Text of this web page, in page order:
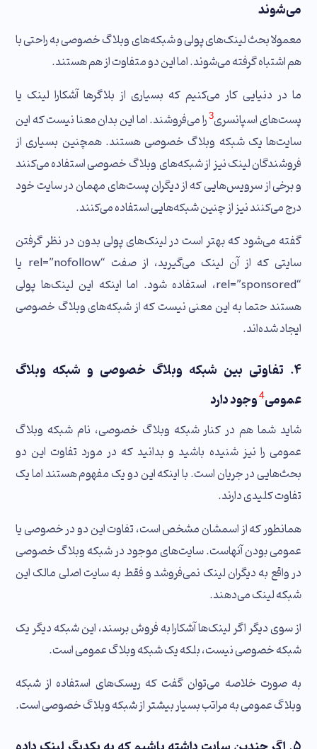
می‌شوند
معمولا بحث لینک‌های پولی و شبکه‌های وبلاگ خصوصی به راحتی با
هم اشتباه گرفته می‌شوند. اما این دو متفاوت از هم هستند.
ما در دنیایی کار می‌کنیم که بسیاری از بلاگرها آشکارا لینک‌ یا
پست‌های اسپانسری3را می‌فروشند. اما این بدان معنا نیست که این
سایت‌ها یک شبکه وبلاگ خصوصی هستند. همچنین بسیاری از
فروشندگان لینک نیز از شبکه‌های وبلاگ خصوصی استفاده می‌کنند
و برخی از سرویس‌هایی که از دیگران پست‌های مهمان در سایت خود
درج می‌کنند نیز از چنین شبکه‌هایی استفاده می‌کنند.
گفته می‌شود که بهتر است در لینک‌های پولی بدون در نظر گرفتن
سایتی که از آن لینک می‌گیرید، از صفت “rel=”nofollow یا
“rel=”sponsored، استفاده شود. اما اینکه این لینک‌ها پولی
هستند حتما به این معنی نیست که از شبکه‌های وبلاگ خصوصی
ایجاد شده‌اند.
۴. تفاوتی بین شبکه وبلاگ خصوصی و شبکه وبلاگ
عمومی4وجود دارد
شاید شما هم در کنار شبکه وبلاگ خصوصی، نام شبکه وبلاگ
عمومی را نیز شنیده باشید و بدانید که در مورد تفاوت این دو
بحث‌هایی در جریان است. با اینکه این دو یک مفهوم هستند اما یک
تفاوت کلیدی دارند.
همانطور که از اسمشان مشخص است، تفاوت این دو در خصوصی یا
عمومی بودن آنهاست. سایت‌های موجود در شبکه وبلاگ خصوصی
در واقع به دیگران لینک نمی‌فروشد و فقط به سایت اصلی مالک این
شبکه لینک می‌دهند.
از سوی دیگر اگر لینک‌ها آشکارا به فروش برسند، این شبکه دیگر یک
شبکه خصوصی نیست، بلکه یک شبکه وبلاگ عمومی است.
به صورت خلاصه می‌توان گفت که ریسک‌های استفاده از شبکه
وبلاگ عمومی به مراتب بسیار بیشتر از شبکه وبلاگ خصوصی است.